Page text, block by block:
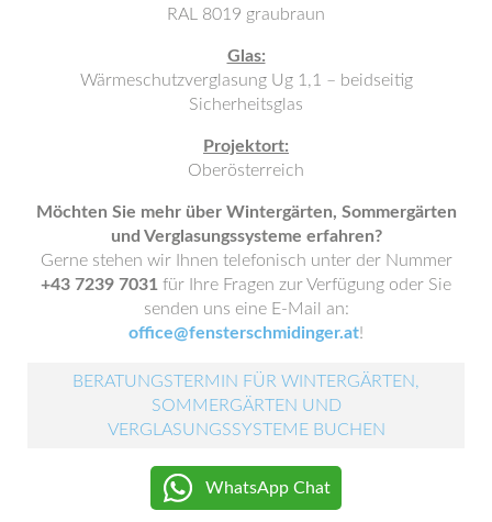
RAL 8019 graubraun
Glas:
Wärmeschutzverglasung Ug 1,1 – beidseitig
Sicherheitsglas
Projektort:
Oberösterreich
Möchten Sie mehr über Wintergärten, Sommergärten
und Verglasungssysteme erfahren?
Gerne stehen wir Ihnen telefonisch unter der Nummer
+43 7239 7031 für Ihre Fragen zur Verfügung oder Sie
senden uns eine E-Mail an:
office@fensterschmidinger.at!
BERATUNGSTERMIN FÜR WINTERGÄRTEN,
SOMMERGÄRTEN UND
VERGLASUNGSSYSTEME BUCHEN
WhatsApp Chat